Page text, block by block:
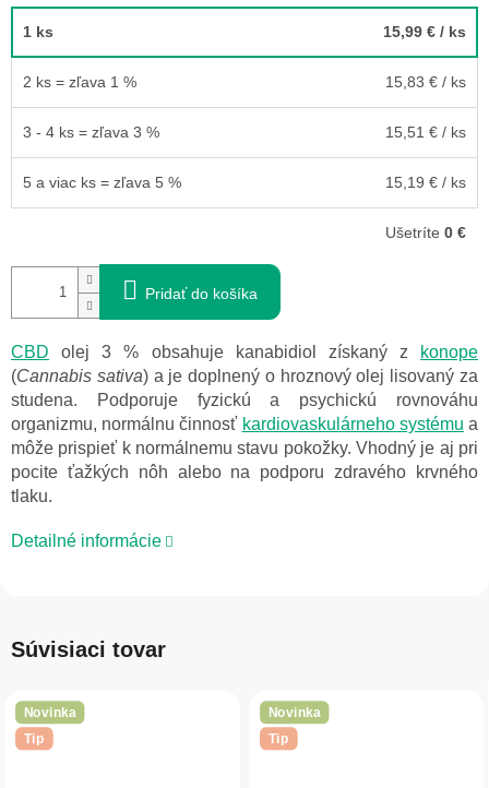
1 ks 15,99 € / ks
2 ks = zľava 1 % 15,83 € / ks
3 - 4 ks = zľava 3 % 15,51 € / ks
5 a viac ks = zľava 5 % 15,19 € / ks
Ušetríte 0 €
Pridať do košíka
CBD olej 3 % obsahuje kanabidiol získaný z
konope
(Cannabis sativa) a je doplnený o hroznový olej lisovaný za
studena. Podporuje fyzickú a psychickú rovnováhu
organizmu, normálnu činnosť kardiovaskulárneho systému a
môže prispieť k normálnemu stavu pokožky. Vhodný je aj pri
pocite ťažkých nôh alebo na podporu zdravého krvného
tlaku.
Detailné informácie
Súvisiaci tovar
Novinka
Tip
Novinka
Tip